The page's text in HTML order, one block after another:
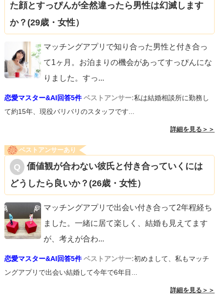
た顔とすっぴんが全然違ったら男性は幻滅します
か？(29歳・女性）
マッチングアプリで知り合った男性と付き合っ
て1ヶ月。お泊まりの機会があってすっぴんにな
りました。すっ...
恋愛マスター&AI回答5件 ベストアンサー:私は結婚相談所に勤務し
て約15年、現役バリバリのスタッフです...
詳細を見る＞＞
ベストアンサーあり
価値観が合わない彼氏と付き合っていくには
どうしたら良いか？(26歳・女性）
マッチングアプリで出会い付き合って2年程経ち
ました。一緒に居て楽しく、結婚も見えてます
が、考えが合わ...
恋愛マスター&AI回答5件 ベストアンサー:初めまして、私もマッチ
ングアプリで出会い結婚して今年で6年目...
詳細を見る＞＞